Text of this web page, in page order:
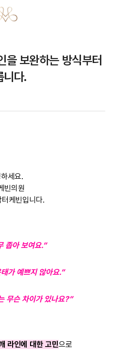
을 보완하는 방식부터
니다.
세요.
빈의원
케빈입니다.
좁아 보여요.”
가 예쁘지 않아요.”
무슨 차이가 있나요?”
라인에 대한 고민으로